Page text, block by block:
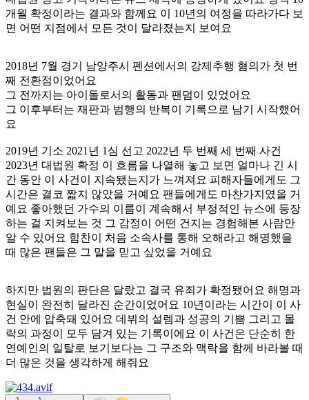
개월 확정이라는 결과와 함께요 이 10년의 여정을 따라가다 보
면 어떤 지점에서 모든 것이 달라졌는지 보여요
2018년 7월 경기 남양주시 펜션에서의 강제추행 혐의가 첫 번
째 전환점이었어요
그 전까지는 아이돌로서의 활동과 팬덤이 있었어요
그 이후부터는 재판과 범행의 반복이 기록으로 남기 시작했어
요
2019년 기소 2021년 1심 선고 2022년 두 번째 세 번째 사건
2023년 대법원 확정 이 흐름을 나열해 놓고 보면 얼마나 긴 시
간 동안 이 사건이 지속됐는지가 느껴져요 피해자들에게도 그
시간은 결코 짧지 않았을 거예요 팬들에게도 마찬가지였을 거
예요 좋아했던 가수의 이름이 계속해서 부정적인 뉴스에 등장
하는 걸 지켜보는 것 그 감정이 어떤 건지는 경험해본 사람만
알 수 있어요 힘찬이 처음 소속사를 통해 오해라고 해명했을
때 많은 팬들은 그 말을 믿고 싶었을 거예요
하지만 법원의 판단은 달랐고 결국 유죄가 확정됐어요 해명과
현실이 완전히 달라진 순간이었어요 10년이라는 시간이 이 사
건 안에 압축돼 있어요 데뷔의 설렘과 성공의 기쁨 그리고 몰
락의 과정이 모두 담겨 있는 기록이에요 이 사건은 단순히 한
연예인의 일탈로 보기보다는 그 구조와 맥락을 함께 바라볼 때
더 많은 것을 생각하게 해줘요